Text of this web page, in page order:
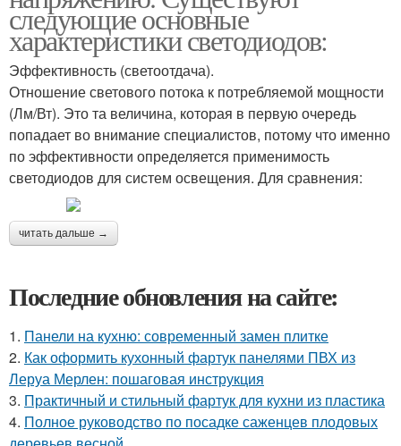
следующие основные
характеристики светодиодов:
Эффективность (светоотдача).
Отношение светового потока к потребляемой мощности
(Лм/Вт). Это та величина, которая в первую очередь
попадает во внимание специалистов, потому что именно
по эффективности определяется применимость
светодиодов для систем освещения. Для сравнения:
читать дальше →
Последние обновления на сайте:
1. Панели на кухню: современный замен плитке
2. Как оформить кухонный фартук панелями ПВХ из
Леруа Мерлен: пошаговая инструкция
3. Практичный и стильный фартук для кухни из пластика
4. Полное руководство по посадке саженцев плодовых